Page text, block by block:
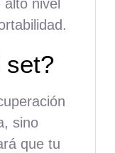
nivel
set?
sino
que tu